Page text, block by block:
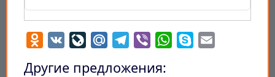
Odnoklassniki
VK LiveJournal
Mail.RuTelegram
Viber WhatsApp
Skype
Другие предложения: